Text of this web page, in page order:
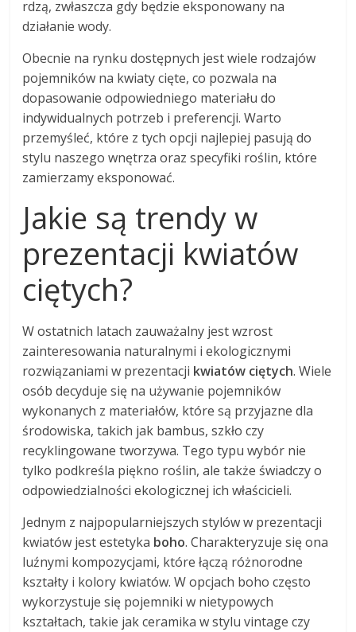
rdzą, zwłaszcza gdy będzie eksponowany na
działanie wody.
Obecnie na rynku dostępnych jest wiele rodzajów
pojemników na kwiaty cięte, co pozwala na
dopasowanie odpowiedniego materiału do
indywidualnych potrzeb i preferencji. Warto
przemyśleć, które z tych opcji najlepiej pasują do
stylu naszego wnętrza oraz specyfiki roślin, które
zamierzamy eksponować.
Jakie są trendy w
prezentacji kwiatów
ciętych?
W ostatnich latach zauważalny jest wzrost
zainteresowania naturalnymi i ekologicznymi
rozwiązaniami w prezentacji kwiatów ciętych. Wiele
osób decyduje się na używanie pojemników
wykonanych z materiałów, które są przyjazne dla
środowiska, takich jak bambus, szkło czy
recyklingowane tworzywa. Tego typu wybór nie
tylko podkreśla piękno roślin, ale także świadczy o
odpowiedzialności ekologicznej ich właścicieli.
Jednym z najpopularniejszych stylów w prezentacji
kwiatów jest estetyka boho. Charakteryzuje się ona
luźnymi kompozycjami, które łączą różnorodne
kształty i kolory kwiatów. W opcjach boho często
wykorzystuje się pojemniki w nietypowych
kształtach, takie jak ceramika w stylu vintage czy